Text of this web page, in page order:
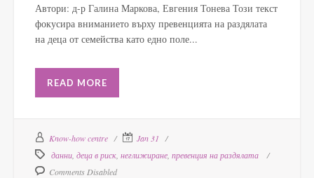
Автори: д-р Галина Маркова, Евгения Тонева Този текст
фокусира вниманието върху превенцията на раздялата
на деца от семейства като едно поле...
READ MORE
Know-how centre
Jan 31
данни деца в риск неглижиране превенция на раздялата
Comments Disabled